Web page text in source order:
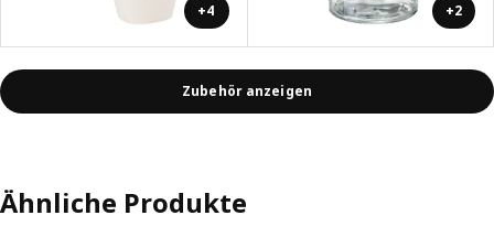
+4 +2
Zubehör anzeigen
Ähnliche Produkte